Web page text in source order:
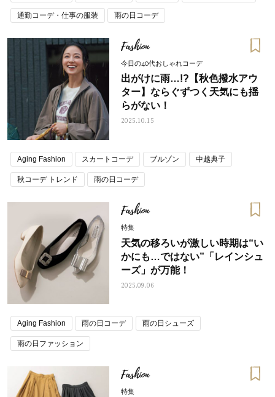
通勤コーデ・仕事の服装 雨の日コーデ
Fashion
今日の40代おしゃれコーデ
出がけに雨…!?【秋色撥水アウ
ター】ならぐずつく天気にも揺
らがない！
2025.10.15
Aging Fashion スカートコーデ ブルゾン 中越典子
秋コーデ トレンド 雨の日コーデ
Fashion
特集
天気の移ろいが激しい時期は“い
かにも…ではない”「レインシュ
ーズ」が万能！
2025.09.06
Aging Fashion 雨の日コーデ 雨の日シューズ
雨の日ファッション
Fashion
特集